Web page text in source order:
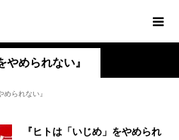
やめられない』
められない』
『ヒトは「いじめ」をやめられ